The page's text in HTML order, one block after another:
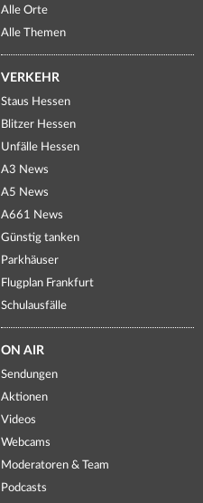
Alle Orte
Alle Themen
VERKEHR
Staus Hessen
Blitzer Hessen
Unfälle Hessen
A3 News
A5 News
A661 News
Günstig tanken
Parkhäuser
Flugplan Frankfurt
Schulausfälle
ON AIR
Sendungen
Aktionen
Videos
Webcams
Moderatoren & Team
Podcasts